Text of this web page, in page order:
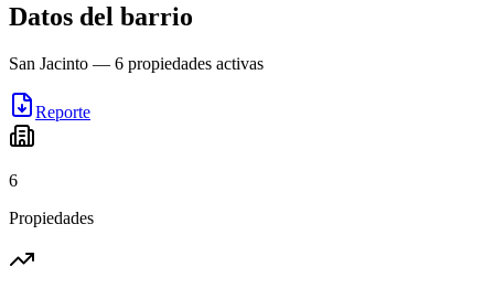
Datos del barrio
San Jacinto — 6 propiedades activas
Reporte
6
Propiedades